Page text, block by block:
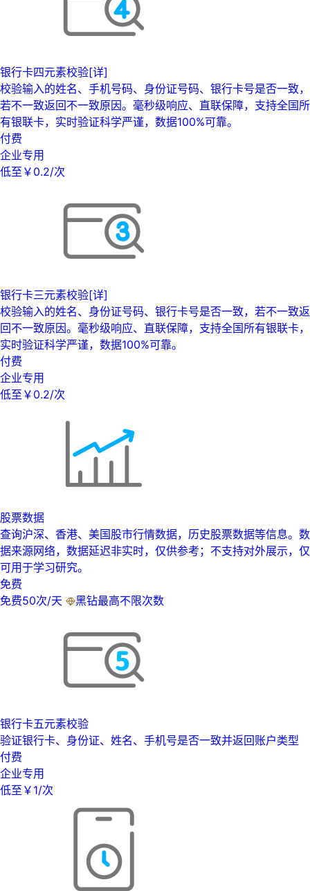
银行卡四元素校验[详]
校验输入的姓名、手机号码、身份证号码、银行卡号是否一致，
若不一致返回不一致原因。毫秒级响应、直联保障，支持全国所
有银联卡，实时验证科学严谨，数据100%可靠。
付费
企业专用
低至￥0.2/次
银行卡三元素校验[详]
校验输入的姓名、身份证号码、银行卡号是否一致，若不一致返
回不一致原因。毫秒级响应、直联保障，支持全国所有银联卡，
实时验证科学严谨，数据100%可靠。
付费
企业专用
低至￥0.2/次
股票数据
查询沪深、香港、美国股市行情数据，历史股票数据等信息。数
据来源网络，数据延迟非实时，仅供参考；不支持对外展示，仅
可用于学习研究。
免费
免费50次/天
黑钻最高不限次数
银行卡五元素校验
验证银行卡、身份证、姓名、手机号是否一致并返回账户类型
付费
企业专用
低至￥1/次